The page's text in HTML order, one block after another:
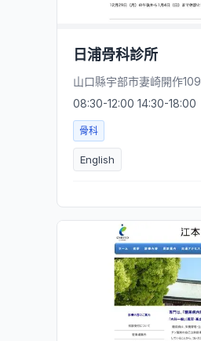
日浦骨科診所
山口縣宇部市妻崎開作109
08:30-12:00 14:30-18:00
骨科
English